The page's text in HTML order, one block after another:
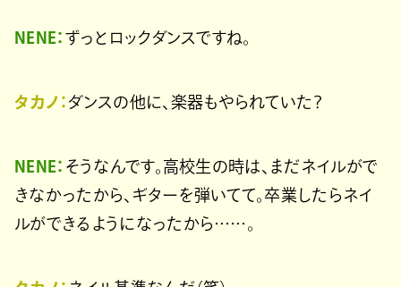
NENE： ずっとロックダンスですね。
タカノ： ダンスの他に、楽器もやられていた？
NENE： そうなんです。高校生の時は、まだネイルがで
きなかったから、ギターを弾いてて。卒業したらネイ
ルができるようになったから……。